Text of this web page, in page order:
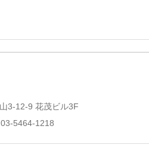
山3-12-9 花茂ビル3F
5464-1218